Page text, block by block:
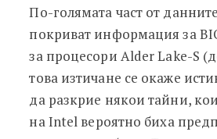
По-голямата част от
покриват информация за
за процесори Alder Lake-S
това изтичане се окаже
да разкрие някои тайни,
на Intel вероятно биха